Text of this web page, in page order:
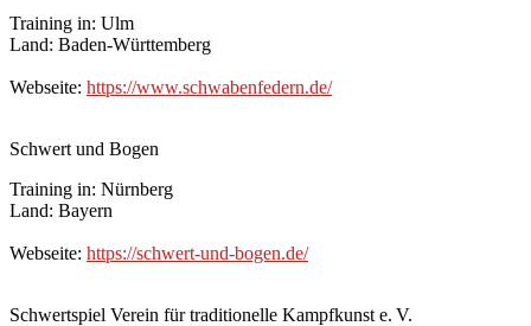
Training in: Ulm
Land: Baden-Württemberg
Webseite: https://www.schwabenfedern.de/
Schwert und Bogen
Training in: Nürnberg
Land: Bayern
Webseite: https://schwert-und-bogen.de/
Schwert­spiel Ver­ein für tra­di­tio­nel­le Kampf­kunst e. V.